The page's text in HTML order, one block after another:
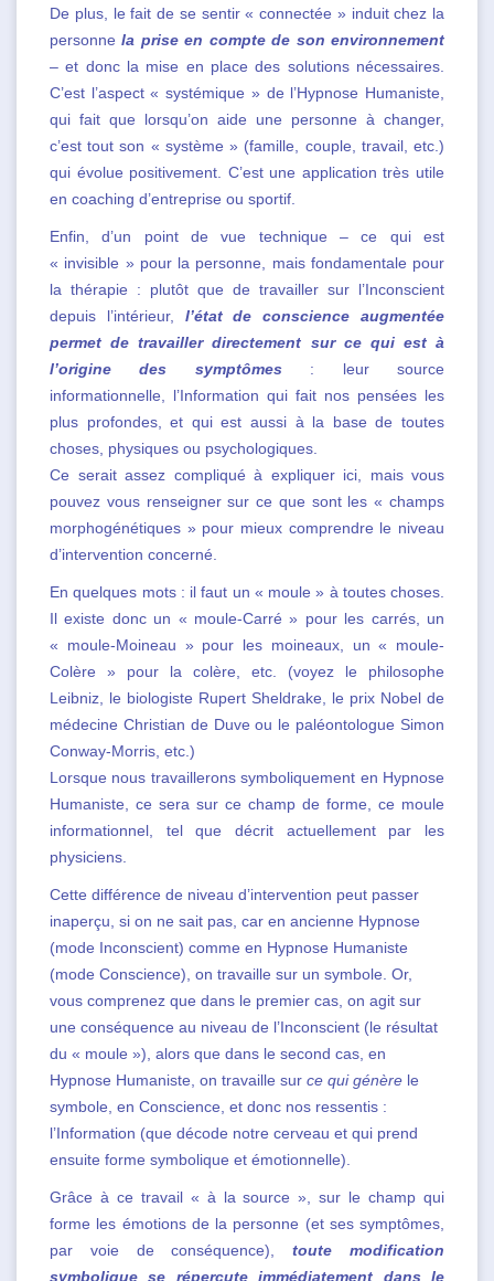
De plus, le fait de se sentir « connectée » induit chez la
personnela prise en compte de son environnement
– et donc la mise en place des solutions nécessaires.
C’est l’aspect « systémique » de l’Hypnose Humaniste,
qui fait que lorsqu’on aide une personne à changer,
c’est tout son « système » (famille, couple, travail, etc.)
qui évolue positivement. C’est une application très utile
en coaching d’entreprise ou sportif.
Enfin, d’un point de vue technique – ce qui est
« invisible » pour la personne, mais fondamentale pour
la thérapie : plutôt que de travailler sur l’Inconscient
depuis l’intérieur, l’état de conscience augmentée
permet de travailler directement sur ce qui est à
l’origine des symptômes: leur source
informationnelle, l’Information qui fait nos pensées les
plus profondes, et qui est aussi à la base de toutes
choses, physiques ou psychologiques.
Ce serait assez compliqué à expliquer ici, mais vous
pouvez vous renseigner sur ce que sont les « champs
morphogénétiques » pour mieux comprendre le niveau
d’intervention concerné.
En quelques mots : il faut un « moule » à toutes choses.
Il existe donc un « moule-Carré » pour les carrés, un
« moule-Moineau » pour les moineaux, un « moule-
Colère » pour la colère, etc. (voyez le philosophe
Leibniz, le biologiste Rupert Sheldrake, le prix Nobel de
médecine Christian de Duve ou le paléontologue Simon
Conway-Morris, etc.)
Lorsque nous travaillerons symboliquement en Hypnose
Humaniste, ce sera sur ce champ de forme, ce moule
informationnel, tel que décrit actuellement par les
physiciens.
Cette différence de niveau d’intervention peut passer
inaperçu, si on ne sait pas, car en ancienne Hypnose
(mode Inconscient) comme en Hypnose Humaniste
(mode Conscience), on travaille sur un symbole. Or,
vous comprenez que dans le premier cas, on agit sur
une conséquence au niveau de l’Inconscient (le résultat
du « moule »), alors que dans le second cas, en
Hypnose Humaniste, on travaille sur ce qui génère le
symbole, en Conscience, et donc nos ressentis :
l’Information (que décode notre cerveau et qui prend
ensuite forme symbolique et émotionnelle).
Grâce à ce travail « à la source », sur le champ qui
forme les émotions de la personne (et ses symptômes,
par voie de conséquence),toute modification
symbolique se répercute immédiatement dans le